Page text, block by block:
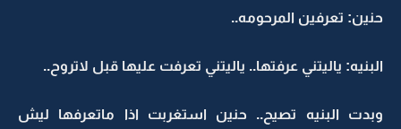
حنين: تعرفين المرحومه..
البنيه: ياليتني عرفتها.. ياليتني تعرفت عليها قبل لاتروح..
وبدت البنيه تصيح.. حنين استغربت اذا ماتعرفها ليش